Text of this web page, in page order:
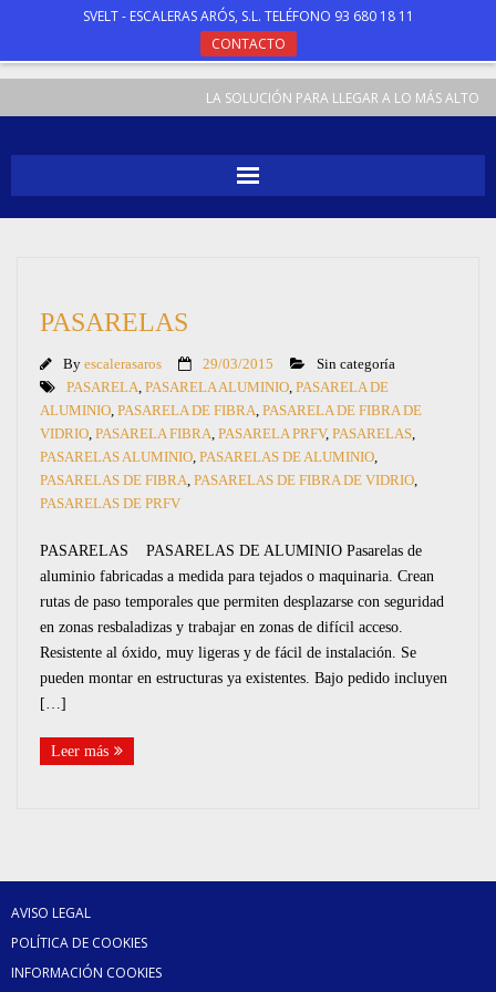
SVELT - ESCALERAS ARÓS, S.L. TELÉFONO 93 680 18 11
CONTACTO
LA SOLUCIÓN PARA LLEGAR A LO MÁS ALTO
INICIO
TABURETES
ANDAMIOS
ESPECIALES
RAMPAS
CAJAS
BARANDILLAS
PASARELAS
By escalerasaros 29/03/2015
Sin categoría
PASARELA PASARELA ALUMINIO PASARELA DE
ALUMINIO PASARELA DE FIBRA PASARELA DE FIBRA DE
VIDRIO PASARELA FIBRA PASARELA PRFV, PASARELAS
PASARELAS ALUMINIO PASARELAS DE ALUMINIO
PASARELAS DE FIBRA PASARELAS DE FIBRA DE VIDRIO
PASARELAS DE PRFV
PASARELAS PASARELAS DE ALUMINIO Pasarelas de
aluminio fabricadas a medida para tejados o maquinaria. Crean
rutas de paso temporales que permiten desplazarse con seguridad
en zonas resbaladizas y trabajar en zonas de difícil acceso.
Resistente al óxido, muy ligeras y de fácil de instalación. Se
pueden montar en estructuras ya existentes. Bajo pedido incluyen
[…]
Leer más
AVISO LEGAL
POLÍTICA DE COOKIES
INFORMACIÓN COOKIES